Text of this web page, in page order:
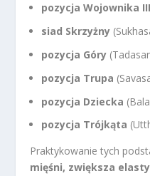
pozycja Wojownika III
siad Skrzyżny
pozycja Góry
pozycja Trupa
pozycja Dziecka
pozycja Trójkąta
Praktykowanie tych
mięśni, zwiększa